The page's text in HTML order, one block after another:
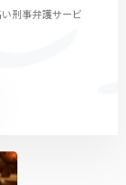
刑事弁護サービ